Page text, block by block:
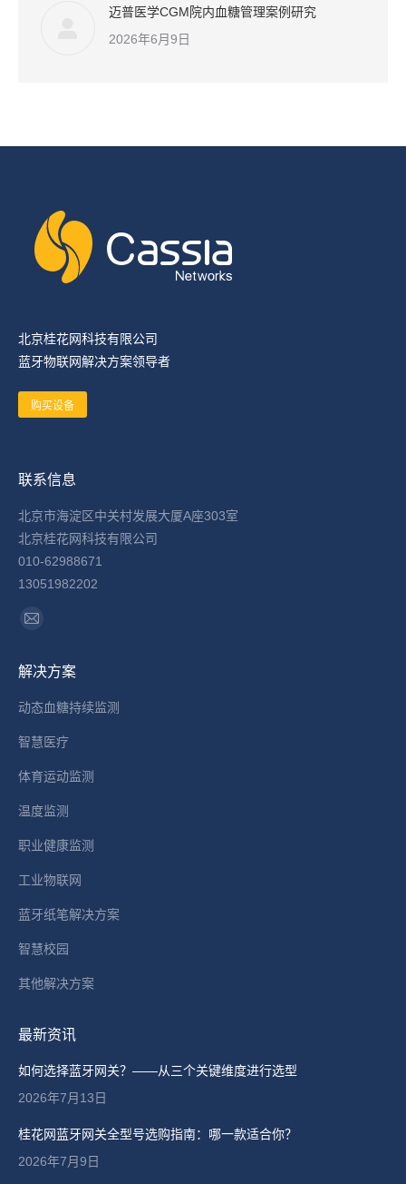
迈普医学CGM院内血糖管理案例研究
2026年6月9日
北京桂花网科技有限公司
蓝牙物联网解决方案领导者
购买设备
联系信息
北京市海淀区中关村发展大厦A座303室
北京桂花网科技有限公司
010-62988671
13051982202
找到我们：
Mail
opens
in
window
解决方案
动态血糖持续监测
智慧医疗
体育运动监测
温度监测
职业健康监测
工业物联网
蓝牙纸笔解决方案
智慧校园
其他解决方案
最新资讯
如何选择蓝牙网关？——从三个关键维度进行选型
2026年7月13日
桂花网蓝牙网关全型号选购指南：哪一款适合你？
2026年7月9日